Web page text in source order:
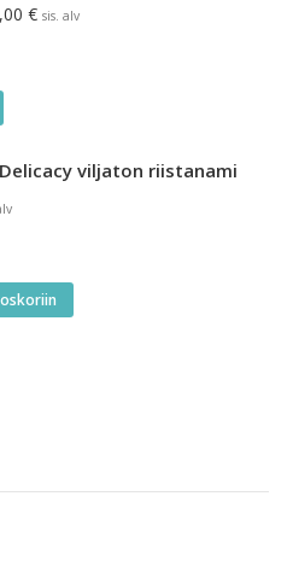
€Hintaluokka:
sis. alv
on
useampi
tehdä
valinnat
viljaton riistanami